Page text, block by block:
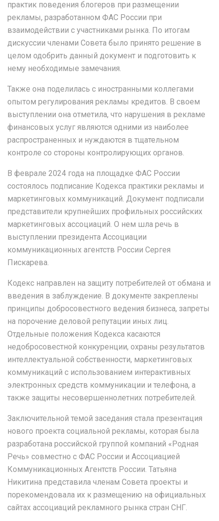
практик поведения блогеров при размещении
рекламы, разработанном ФАС России при
взаимодействии с участниками рынка. По итогам
дискуссии членами Совета было принято решение в
целом одобрить данный документ и подготовить к
нему необходимые замечания.
Также она поделилась с иностранными коллегами
опытом регулирования рекламы кредитов. В своем
выступлении она отметила, что нарушения в рекламе
финансовых услуг являются одними из наиболее
распространенных и нуждаются в тщательном
контроле со стороны контролирующих органов.
В феврале 2024 года на площадке ФАС России
состоялось подписание Кодекса практики рекламы и
маркетинговых коммуникаций. Документ подписали
представители крупнейших профильных российских
маркетинговых ассоциаций. О нем шла речь в
выступлении президента Ассоциации
коммуникационных агентств России Сергея
Пискарева.
Кодекс направлен на защиту потребителей от обмана и
введения в заблуждение. В документе закреплены
принципы добросовестного ведения бизнеса, запреты
на порочение деловой репутации иных лиц.
Отдельные положения Кодекса касаются
недобросовестной конкуренции, охраны результатов
интеллектуальной собственности, маркетинговых
коммуникаций с использованием интерактивных
электронных средств коммуникации и телефона, а
также защиты несовершеннолетних потребителей.
Заключительной темой заседания стала презентация
нового проекта социальной рекламы, которая была
разработана российской группой компаний «Родная
Речь» совместно с ФАС России и Ассоциацией
Коммуникационных Агентств России. Татьяна
Никитина представила членам Совета проекты и
порекомендовала их к размещению на официальных
сайтах ассоциаций рекламного рынка стран СНГ.